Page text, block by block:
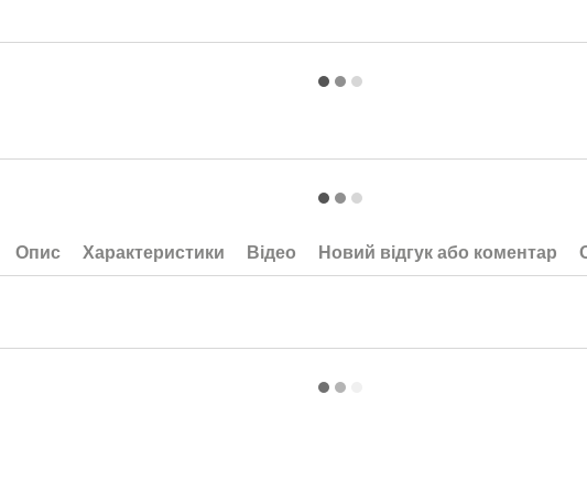
Опис Характеристики Відео Новий відгук або коментар